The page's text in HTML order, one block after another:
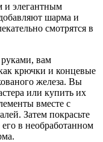
и элегантным
шарма и
смотрятся в
вам
крючки и концевые
железа. Вы
или купить их
вместе с
Затем покрасьте
в необработанном